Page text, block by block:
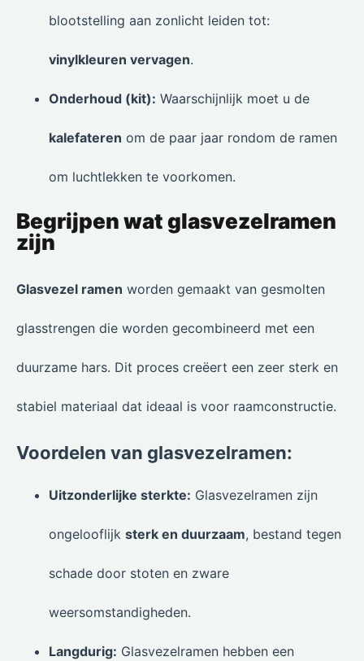
blootstelling aan zonlicht leiden tot:
vinylkleuren vervagen.
Onderhoud (kit): Waarschijnlijk moet u de
kalefateren om de paar jaar rondom de ramen
om luchtlekken te voorkomen.
Begrijpen wat glasvezelramen
zijn
Glasvezel ramen worden gemaakt van gesmolten
glasstrengen die worden gecombineerd met een
duurzame hars. Dit proces creëert een zeer sterk en
stabiel materiaal dat ideaal is voor raamconstructie.
Voordelen van glasvezelramen:
Uitzonderlijke sterkte: Glasvezelramen zijn
ongelooflijk sterk en duurzaam, bestand tegen
schade door stoten en zware
weersomstandigheden.
Langdurig: Glasvezelramen hebben een